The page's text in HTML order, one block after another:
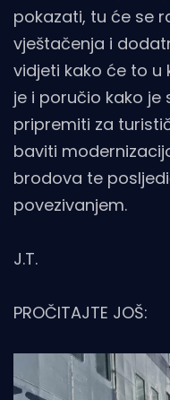
pokazati, tu će se
vještačenja i
vidjeti kako će to
je i poručio kako je
pripremiti za
baviti
brodova te
povezivanjem.
J.T.
PROČITAJTE JOŠ: